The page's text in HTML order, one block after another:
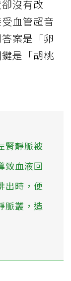
沒有改
血管超音
案是「卵
是「胡桃
腎靜脈被
致血液回
出時，便
脈叢，造